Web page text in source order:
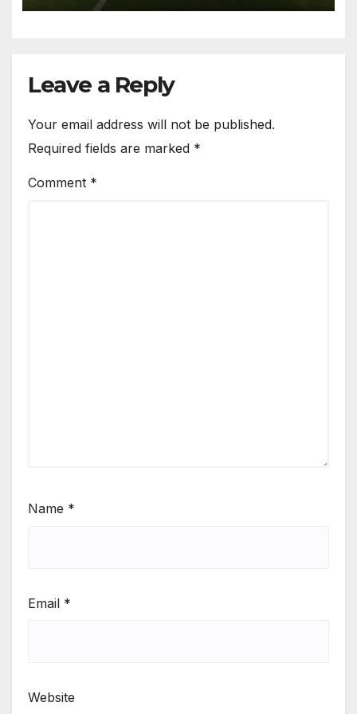
Leave a Reply
Your email address will not be published.
Required fields are marked *
Comment *
Name *
Email *
Website